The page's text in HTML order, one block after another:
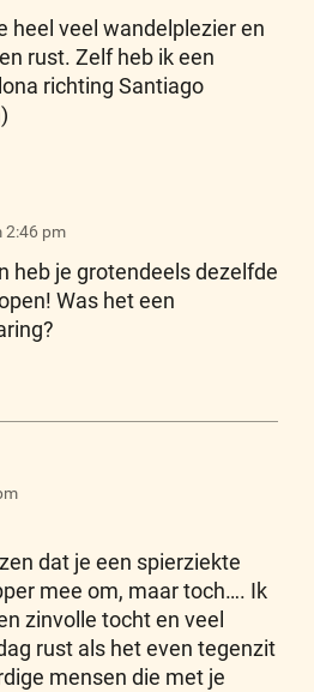
heel veel wandelplezier en
rust. Zelf heb ik een
richting Santiago
2:46 pm
heb je grotendeels dezelfde
Was het een
dat je een spierziekte
mee om, maar toch…. Ik
zinvolle tocht en veel
rust als het even tegenzit
mensen die met je